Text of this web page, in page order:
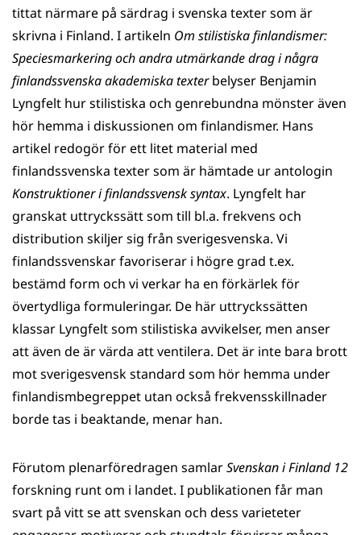
tittat närmare på särdrag i svenska texter som är
skrivna i Finland. I artikeln Om stilistiska finlandismer:
Speciesmarkering och andra utmärkande drag i några
finlandssvenska akademiska texterbelyser Benjamin
Lyngfelt hur stilistiska och genrebundna mönster även
hör hemma i diskussionen om finlandismer. Hans
artikel redogör för ett litet material med
finlandssvenska texter som är hämtade ur antologin
Konstruktioner i finlandssvensk syntax. Lyngfelt har
granskat uttryckssätt som till bl.a. frekvens och
distribution skiljer sig från sverigesvenska. Vi
finlandssvenskar favoriserar i högre grad t.ex.
bestämd form och vi verkar ha en förkärlek för
övertydliga formuleringar. De här uttryckssätten
klassar Lyngfelt som stilistiska avvikelser, men anser
att även de är värda att ventilera. Det är inte bara brott
mot sverigesvensk standard som hör hemma under
finlandismbegreppet utan också frekvensskillnader
borde tas i beaktande, menar han.
Förutom plenarföredragen samlarSvenskan i Finland 12
forskning runt om i landet. I publikationen får man
svart på vitt se att svenskan och dess varieteter